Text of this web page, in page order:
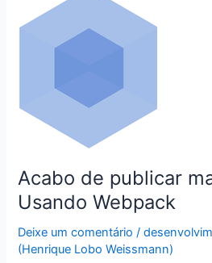
Brasil
por
arquitetura
comunidades
Acabo de publicar
Usando Webpack
Deixe um comentário /
(Henrique Lobo Weissmann)